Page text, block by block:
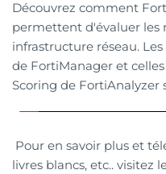
Découvrez comment
permettent d'évaluer les
infrastructure réseau.
de FortiManager et
Scoring de FortiAnalyzer
livres blancs, etc.. visitez